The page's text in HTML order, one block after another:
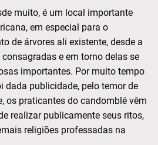
muito, é um local importante
em especial para o
de árvores ali existente, desde a
e em torno delas se
importantes. Por muito tempo
dada publicidade, pelo temor de
os praticantes do candomblé vêm
realizar publicamente seus ritos,
religiões professadas na